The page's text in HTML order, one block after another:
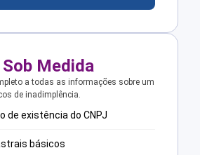
Medida
a todas as informações sobre um
de inadimplência.
de existência do CNPJ
básicos